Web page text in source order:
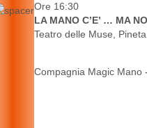
Ore 16:30
LA MANO C’E’ … MA
Teatro delle Muse,
Compagnia Magic Mano